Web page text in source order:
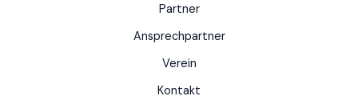
Partner
Ansprechpartner
Verein
Kontakt